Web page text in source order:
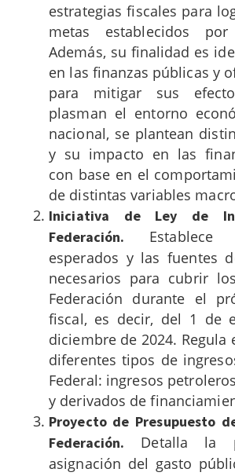
estrategias fiscales para
metas establecidos
Además, su finalidad es
en las finanzas públicas y
para mitigar sus
plasman el entorno
nacional, se plantean
y su impacto en las
con base en el
de distintas variables
Iniciativa de Ley de
Federación. Establece
esperados y las fuentes
necesarios para cubrir
Federación durante el
fiscal, es decir, del 1 de
diciembre de 2024. Regula
diferentes tipos de
Federal: ingresos
y derivados de
Proyecto de Presupuesto
Federación. Detalla la
asignación del gasto